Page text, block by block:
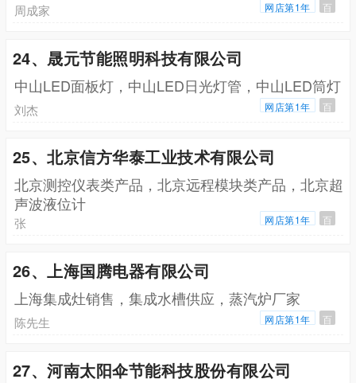
周成家 网店第1年 百
24、晟元节能照明科技有限公司
中山LED面板灯，中山LED日光灯管，中山LED筒灯
刘杰 网店第1年 百
25、北京信方华泰工业技术有限公司
北京测控仪表类产品，北京远程模块类产品，北京超
声波液位计
张 网店第1年 百
26、上海国腾电器有限公司
上海集成灶销售，集成水槽供应，蒸汽炉厂家
陈先生 网店第1年 百
27、河南太阳伞节能科技股份有限公司